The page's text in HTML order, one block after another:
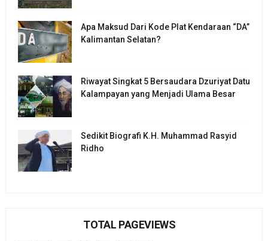
Apa Maksud Dari Kode Plat Kendaraan “DA”
Kalimantan Selatan?
Riwayat Singkat 5 Bersaudara Dzuriyat Datu
Kalampayan yang Menjadi Ulama Besar
Sedikit Biografi K.H. Muhammad Rasyid
Ridho
TOTAL PAGEVIEWS